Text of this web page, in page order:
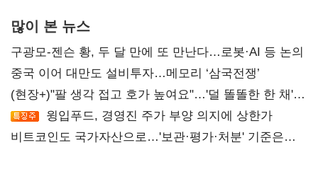
많이 본 뉴스
구광모-젠슨 황, 두 달 만에 또 만난다…로봇·AI 등 논의
중국 이어 대만도 설비투자…메모리 ‘삼국전쟁’
(현장+)"팔 생각 접고 호가 높여요"…'덜 똘똘한 한 채'
20억 키맞추기
윙입푸드, 경영진 주가 부양 의지에 상한가
비트코인도 국가자산으로…'보관·평가·처분' 기준은